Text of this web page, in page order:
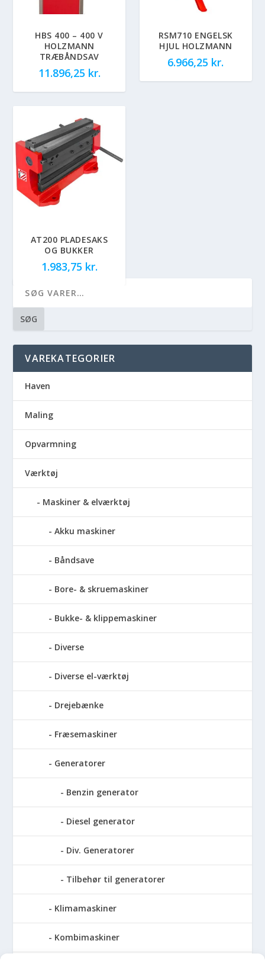
HBS 400 – 400 V
HOLZMANN
TRÆBÅNDSAV
11.896,25 kr.
RSM710 ENGELSK
HJUL HOLZMANN
6.966,25 kr.
AT200 PLADESAKS
OG BUKKER
1.983,75 kr.
SØG
VAREKATEGORIER
Haven
Maling
Opvarmning
Værktøj
Maskiner & elværktøj
Akku maskiner
Båndsave
Bore- & skruemaskiner
Bukke- & klippemaskiner
Diverse
Diverse el-værktøj
Drejebænke
Fræsemaskiner
Generatorer
Benzin generator
Diesel generator
Div. Generatorer
Tilbehør til generatorer
Klimamaskiner
Kombimaskiner